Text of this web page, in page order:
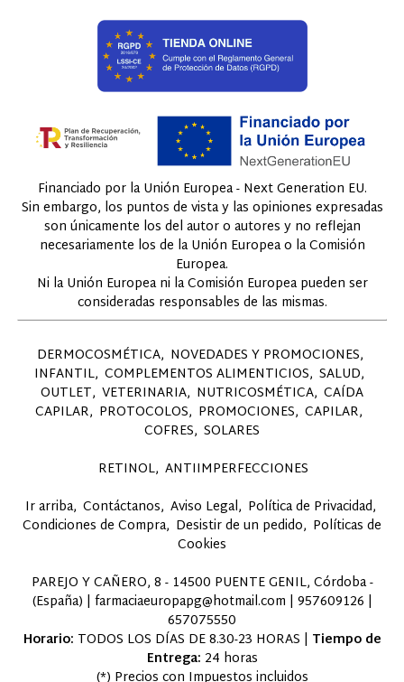
Financiado por la Unión Europea - Next Generation EU.
Sin embargo, los puntos de vista y las opiniones expresadas
son únicamente los del autor o autores y no reflejan
necesariamente los de la Unión Europea o la Comisión
Europea.
Ni la Unión Europea ni la Comisión Europea pueden ser
consideradas responsables de las mismas.
DERMOCOSMÉTICA NOVEDADES Y PROMOCIONES
INFANTIL COMPLEMENTOS ALIMENTICIOS SALUD
OUTLET VETERINARIA NUTRICOSMÉTICA CAÍDA
CAPILAR PROTOCOLOS PROMOCIONES CAPILAR
COFRES SOLARES
RETINOL ANTIIMPERFECCIONES
Ir arriba Contáctanos Aviso Legal Política de Privacidad
Condiciones de Compra Desistir de un pedido Políticas de
Cookies
PAREJO Y CAÑERO, 8 - 14500 PUENTE GENIL, Córdoba -
(España) | farmaciaeuropapg@hotmail.com | 957609126 |
657075550
Horario: TODOS LOS DÍAS DE 8.30-23 HORAS | Tiempo de
Entrega: 24 horas